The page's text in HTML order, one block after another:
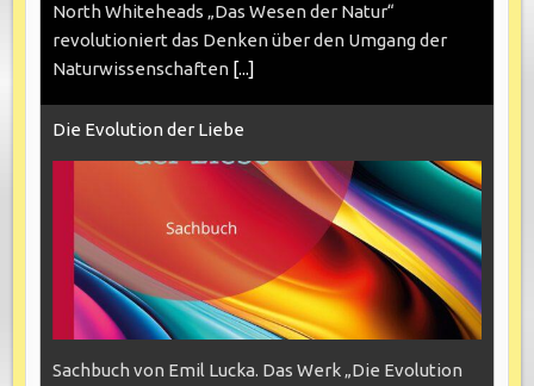
North Whiteheads „Das Wesen der Natur“
revolutioniert das Denken über den Umgang der
Naturwissenschaften [...]
Die Evolution der Liebe
Sachbuch von Emil Lucka. Das Werk „Die Evolution